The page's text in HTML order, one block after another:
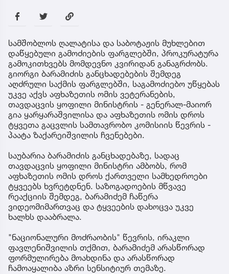
სამშობლოს ღალატისა და საბოტაჟის მუხლებით
დაწყებული გამოძიების ფარგლებში, პროკურატურა
გამოკითხვებს მომდევნო კვირიდან განაგრძობს.
გიორგი ბარამიძის განცხადებების შემდეგ
აღძრული საქმის ფარგლებში, საგამოძიებო უწყებას
უკვე აქვს აფხაზეთის ომის ვეტერანების,
თავდაცვის ყოფილი მინისტრის - გენერალ-მაიორ
გია ყარყარაშვილისა და აფხაზეთის ომის დროს
ტყვეთა გაცვლის სამთავრობო კომისიის წევრის -
პაატა ზაქარეიშვილის ჩვენებები.
საუბარია ბარამიძის განცხადებაზე, სადაც
თავდაცვის ყოფილი მინისტრი ამბობს, რომ
აფხაზეთის ომის დროს ქართველი სამხედროები
ტყვეებს ხვრეტდნენ. საზოგადოების მწვავე
რეაქციის შემდეგ, ბარამიძემ ჩაწერა
ვიდეომიმართვაც და ტყვეების დახოცვა უკვე
ხალხს დააბრალა.
"ნაციონალური მოძრაობის" წევრის, ირაკლი
ფავლენიშვილის თქმით, ბარამიძემ არასწორად
ფორმულირება მოახდინა და არასწორად
ჩამოაყალიბა აზრი სენსიტიურ თემაზე.